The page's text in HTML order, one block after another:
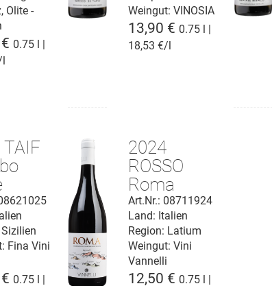
Olite -
0.75 l |
l
Weingut: VINOSIA
13,90 € 0.75 l |
18,53 €/l
Fina Vini
0.75 l |
2024
ROSSO
Roma
D.O.C.
Art.Nr.: 08711924
Region: Latium
Land: Italien
Weingut: Vini
Vannelli
12,50 € 0.75 l |